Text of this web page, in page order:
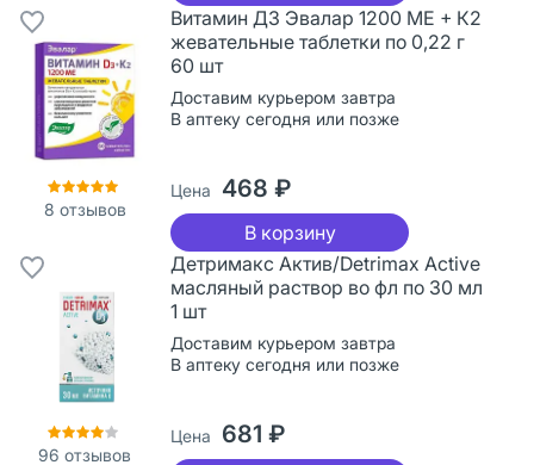
8 отзывов
Витамин Д3 Эвалар 1200 МЕ + К2
жевательные таблетки по 0,22 г
60 шт
Доставим курьером завтра
В аптеку сегодня или позже
Цена 468 ₽
В корзину
96 отзывов
Детримакс Актив/Detrimax Active
масляный раствор во фл по 30 мл
1 шт
Доставим курьером завтра
В аптеку сегодня или позже
Цена 681 ₽